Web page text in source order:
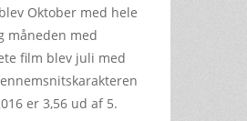
Oktober med hele
måneden med
film blev juli med
er 3,56 ud af 5.